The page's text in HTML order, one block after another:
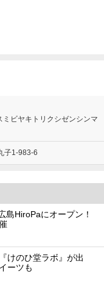
ミビヤキトリクシゼンシンマ
子1-983-6
島HiroPaにオープン！
けのひ堂ラボ』が出
ーツも